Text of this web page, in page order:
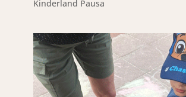
Kinderland Pausa